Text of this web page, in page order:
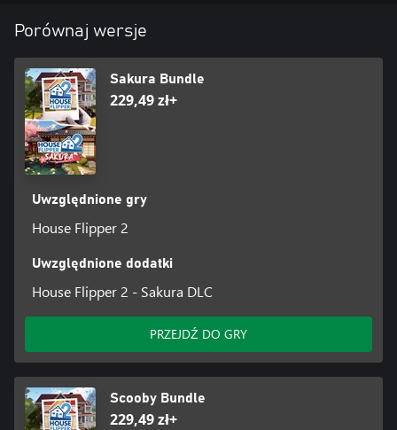
Porównaj wersje
Sakura Bundle
229,49 zł+
Uwzględnione gry
House Flipper 2
Uwzględnione dodatki
House Flipper 2 - Sakura DLC
PRZEJDŹ DO GRY
Scooby Bundle
229,49 zł+